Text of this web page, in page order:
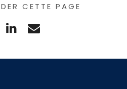
CETTE PAGE